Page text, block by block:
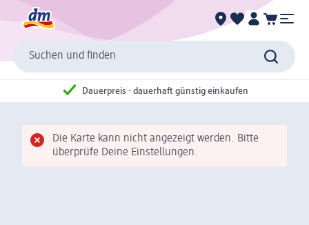
Suchen und finden
Dauerpreis - dauerhaft günstig einkaufen
Die Karte kann nicht angezeigt werden. Bitte
überprüfe Deine Einstellungen.